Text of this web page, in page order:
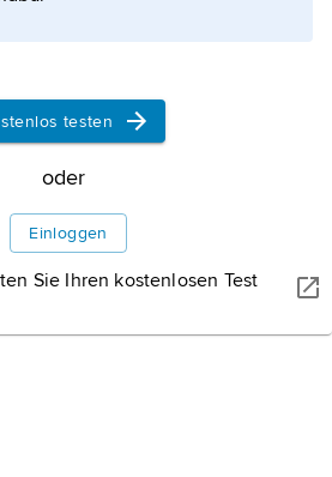
Myokarditis,
zum Artikel
testen
oder
Einloggen
Sie Ihren kostenlosen Test